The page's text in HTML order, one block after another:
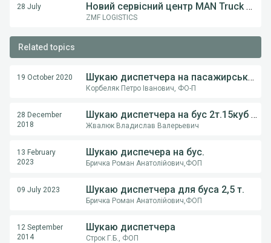
28 July Новий сервісний центр MAN Truck & Bus у Вінниці! ТОВ «Вест Тракс» — офіційний дилер MAN в Україні
ZMF LOGISTICS
Related topics
19 October 2020 Шукаю диспетчера на пасажирський бус
Корбеляк Петро Іванович, ФО-П
28 December
2018
Шукаю диспетчера на бус 2т.15куб 0731512438
Жвалюк Владислав Валерьевич
13 February
2023
Шукаю диспечера на бус.
Бричка Роман Анатолійович,ФОП
09 July 2023 Шукаю диспетчера для буса 2,5 т.
Бричка Роман Анатолійович,ФОП
12 September
2014
Шукаю диспетчера
Строк Г.Б., ФОП